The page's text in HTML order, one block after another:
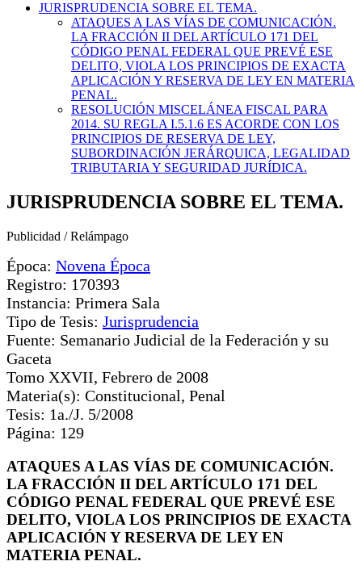
JURISPRUDENCIA SOBRE EL TEMA.
ATAQUES A LAS VÍAS DE COMUNICACIÓN.
LA FRACCIÓN II DEL ARTÍCULO 171 DEL
CÓDIGO PENAL FEDERAL QUE PREVÉ ESE
DELITO, VIOLA LOS PRINCIPIOS DE EXACTA
APLICACIÓN Y RESERVA DE LEY EN MATERIA
PENAL.
RESOLUCIÓN MISCELÁNEA FISCAL PARA
2014. SU REGLA I.5.1.6 ES ACORDE CON LOS
PRINCIPIOS DE RESERVA DE LEY,
SUBORDINACIÓN JERÁRQUICA, LEGALIDAD
TRIBUTARIA Y SEGURIDAD JURÍDICA.
JURISPRUDENCIA SOBRE EL TEMA.
Publicidad / Relámpago
Época: Novena Época
Registro: 170393
Instancia: Primera Sala
Tipo de Tesis: Jurisprudencia
Fuente: Semanario Judicial de la Federación y su
Gaceta
Tomo XXVII, Febrero de 2008
Materia(s): Constitucional, Penal
Tesis: 1a./J. 5/2008
Página: 129
ATAQUES A LAS VÍAS DE COMUNICACIÓN.
LA FRACCIÓN II DEL ARTÍCULO 171 DEL
CÓDIGO PENAL FEDERAL QUE PREVÉ ESE
DELITO, VIOLA LOS PRINCIPIOS DE EXACTA
APLICACIÓN Y RESERVA DE LEY EN
MATERIA PENAL.